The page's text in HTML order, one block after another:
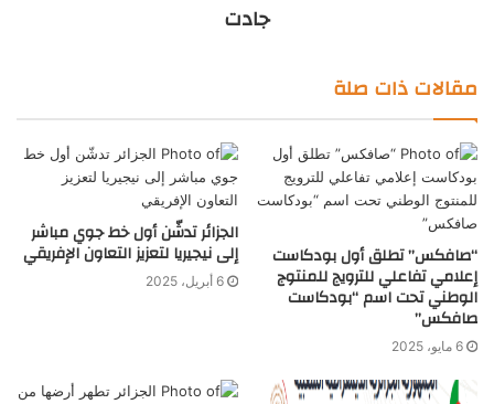
جادت
مقالات ذات صلة
“صافكس” تطلق أول بودكاست
إعلامي تفاعلي للترويج للمنتوج
الوطني تحت اسم “بودكاست
صافكس”
6 مايو، 2025
الجزائر تدشّن أول خط جوي مباشر
إلى نيجيريا لتعزيز التعاون الإفريقي
6 أبريل، 2025